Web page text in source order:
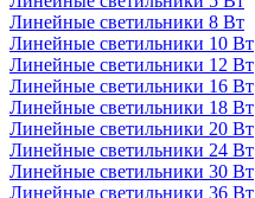
Линейные светильники 8 Вт
Линейные светильники 10 Вт
Линейные светильники 12 Вт
Линейные светильники 16 Вт
Линейные светильники 18 Вт
Линейные светильники 20 Вт
Линейные светильники 24 Вт
Линейные светильники 30 Вт
Линейные светильники 36 Вт